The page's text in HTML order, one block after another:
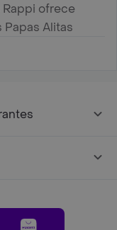
Rappi ofrece
Papas Alitas